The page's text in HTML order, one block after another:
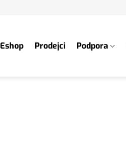
Eshop Prodejci Podpora